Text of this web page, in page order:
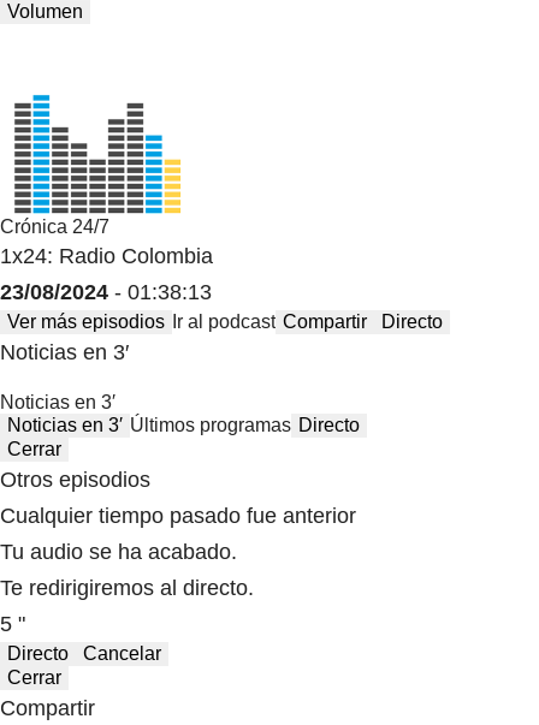
Volumen
Crónica 24/7
1x24: Radio Colombia
23/08/2024 - 01:38:13
Ver más episodios Ir al podcast Compartir Directo
Noticias en 3′
Noticias en 3′
Noticias en 3′ Últimos programas Directo
Cerrar
Otros episodios
Cualquier tiempo pasado fue anterior
Tu audio se ha acabado.
Te redirigiremos al directo.
5 "
Directo
Cancelar
Cerrar
Compartir